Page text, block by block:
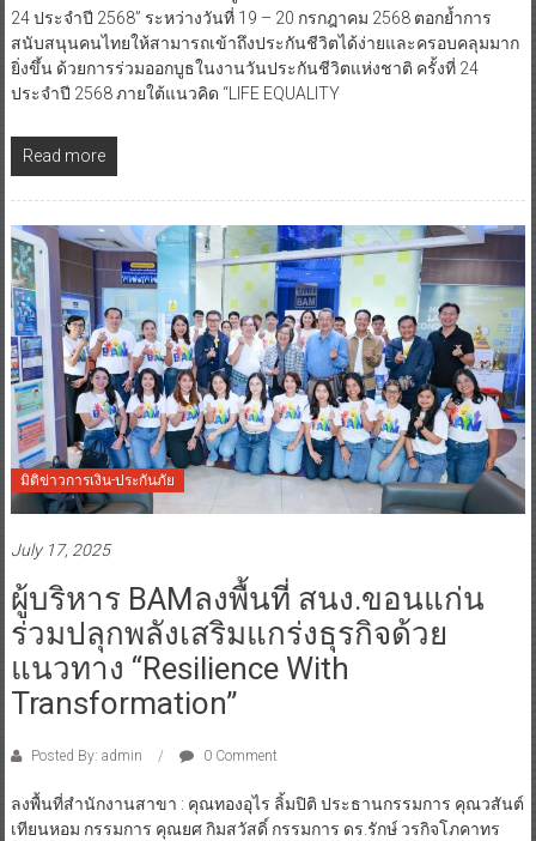
24 ประจำปี 2568” ระหว่างวันที่ 19 – 20 กรกฎาคม 2568 ตอกย้ำการ
สนับสนุนคนไทยให้สามารถเข้าถึงประกันชีวิตได้ง่ายและครอบคลุมมาก
ยิ่งขึ้น ด้วยการร่วมออกบูธในงานวันประกันชีวิตแห่งชาติ ครั้งที่ 24
ประจำปี 2568 ภายใต้แนวคิด “LIFE EQUALITY
Read more
มิติข่าวการเงิน-ประกันภัย
July 17, 2025
ผู้บริหาร BAMลงพื้นที่ สนง.ขอนแก่น
ร่วมปลุกพลังเสริมแกร่งธุรกิจด้วย
แนวทาง “Resilience With
Transformation”
Posted By: admin 0 Comment
ลงพื้นที่สำนักงานสาขา : คุณทองอุไร ลิ้มปิติ ประธานกรรมการ คุณวสันต์
เทียนหอม กรรมการ คุณยศ กิมสวัสดิ์ กรรมการ ดร.รักษ์ วรกิจโภคาทร